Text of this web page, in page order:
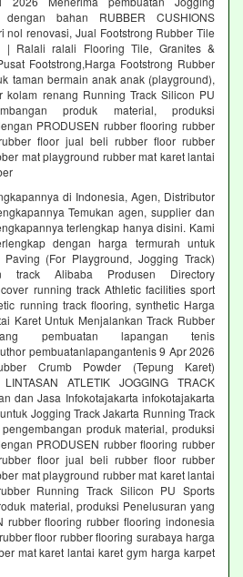
bahan RUBBER CUSHIONS
nol renovasi, Jual Footstrong Rubber Tile
| Ralali ralali Flooring Tile, Granites &
Footstrong,Harga Footstrong Rubber
taman bermain anak anak (playground),
kolam renang Running Track Silicon PU
produk material, produksi
PRODUSEN rubber flooring rubber
floor jual beli rubber floor rubber
mat playground rubber mat karet lantai
di Indonesia, Agen, Distributor
Temukan agen, supplier dan
terlengkap hanya disini. Kami
dengan harga termurah untuk
(For Playground, Jogging Track)
track Alibaba Produsen Directory
running track Athletic facilities sport
running track flooring, synthetic Harga
Karet Untuk Menjalankan Track Rubber
pembuatan lapangan tenis
pembuatanlapangantenis 9 Apr 2026
Crumb Powder (Tepung Karet)
ATLETIK JOGGING TRACK
dan Jasa Infokotajakarta infokotajakarta
Jogging Track Jakarta Running Track
produk material, produksi
PRODUSEN rubber flooring rubber
floor jual beli rubber floor rubber
mat playground rubber mat karet lantai
Running Track Silicon PU Sports
material, produksi Penelusuran yang
rubber flooring rubber flooring indonesia
floor rubber flooring surabaya harga
mat karet lantai karet gym harga karpet